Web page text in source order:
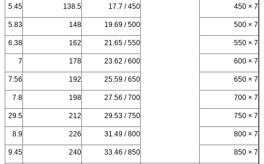
7 × 450
450 / 17.7
138.5
5.45
7 × 500
500 / 19.69
148
5.83
7 × 550
550 / 21.65
162
6.38
7 × 600
600 / 23.62
178
7
7 × 650
650 / 25.59
192
7.56
7 × 700
700 / 27.56
198
7.8
7 × 750
750 / 29.53
212
29.5
7 × 800
800 / 31.49
226
8.9
7 × 850
850 / 33.46
240
9.45